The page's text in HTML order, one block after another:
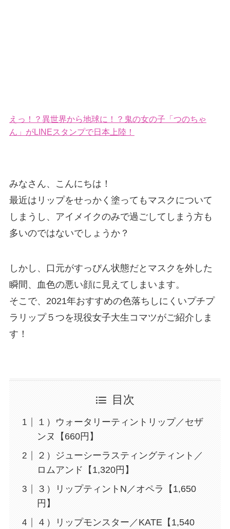
えっ！？異世界から地球に！？鬼の女の子「つのちゃ
ん」がLINEスタンプで日本上陸！
みなさん、こんにちは！
最近はリップをせっかく塗ってもマスクについて
しまうし、アイメイクのみで過ごしてしまう方も
多いのではないでしょうか？
しかし、口元がすっぴん状態だとマスクを外した
瞬間、血色の悪い顔に見えてしまいます。
そこで、2021年おすすめの色落ちしにくいプチプ
ラリップ５つを現役女子大生コマツがご紹介しま
す！
目次
１）ウォータリーティントリップ／セザ
ンヌ【660円】
２）ジューシーラスティングティント／
ロムアンド【1,320円】
３）リップティントN／オペラ【1,650
円】
４）リップモンスター／KATE【1,540